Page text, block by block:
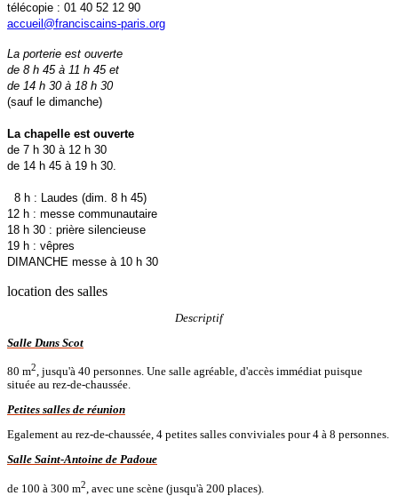
télécopie : 01 40 52 12 90
accueil@franciscains-paris.org
La porterie est ouverte
de 8 h 45 à 11 h 45 et
de 14 h 30 à 18 h 30
(sauf le dimanche)
La chapelle est ouverte
de 7 h 30 à 12 h 30
de 14 h 45 à 19 h 30.
8 h : Laudes (dim. 8 h 45)
12 h : messe communautaire
18 h 30 : prière silencieuse
19 h : vêpres
DIMANCHE messe à 10 h 30
location des salles
Descriptif
Salle Duns Scot
80 m2, jusqu'à 40 personnes. Une salle agréable, d'accès immédiat puisque
située au rez-de-chaussée.
Petites salles de réunion
Egalement au rez-de-chaussée, 4 petites salles conviviales pour 4 à 8 personnes.
Salle Saint-Antoine de Padoue
de 100 à 300 m2 , avec une scène (jusqu'à 200 places).